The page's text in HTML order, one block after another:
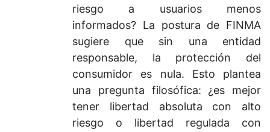
riesgo a usuarios menos
informados? La postura de FINMA
sugiere que sin una entidad
responsable, la protección del
consumidor es nula. Esto plantea
una pregunta filosófica: ¿es mejor
tener libertad absoluta con alto
riesgo o libertad regulada con